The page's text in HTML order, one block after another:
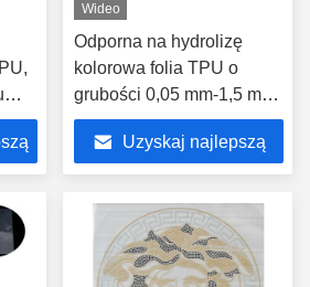
Wideo
Odporna na hydrolizę
kolorowa folia TPU o
grubości 0,05 mm-1,5 mm
do torebek obuwniczych
Uzyskaj najlepszą